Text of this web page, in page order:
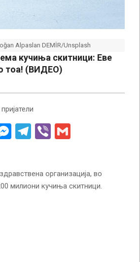
Alpaslan DEMİR/Unsplash
кучиња скитници: Еве
тоа! (ВИДЕО)
Messenger
Telegram
Viber
организација, во
милиони кучиња скитници.